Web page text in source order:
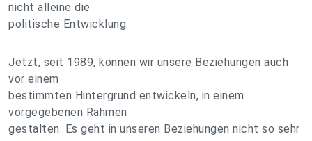
nicht alleine die
politische Entwicklung.
Jetzt, seit 1989, können wir unsere Beziehungen auch
vor einem
bestimmten Hintergrund entwickeln, in einem
vorgegebenen Rahmen
gestalten. Es geht in unseren Beziehungen nicht so sehr